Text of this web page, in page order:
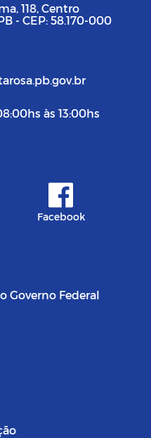
118, Centro
- CEP: 58.170-000
às 13:00hs
Facebook
Governo Federal